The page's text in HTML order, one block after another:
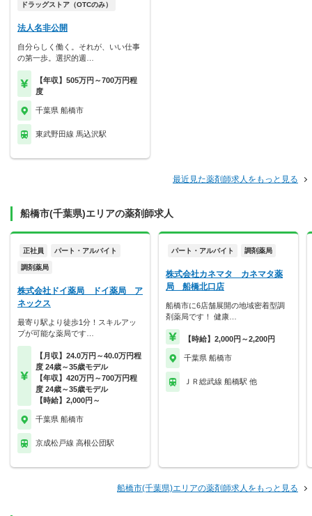
ドラッグストア（OTCのみ）
法人名非公開
自分らしく働く。それが、いい仕事
の第一歩。選択的週…
【年収】505万円～700万円程
度
千葉県 船橋市
東武野田線 馬込沢駅
最近見た薬剤師求人をもっと見る
船橋市(千葉県)エリアの薬剤師求人
正社員 パート・アルバイト
調剤薬局
株式会社ドイ薬局 ドイ薬局 ア
ネックス
最寄り駅より徒歩1分！スキルアッ
プが可能な薬局です…
【月収】24.0万円～40.0万円程
度 24歳～35歳モデル
【年収】420万円～700万円程
度 24歳～35歳モデル
【時給】2,000円～
千葉県 船橋市
京成松戸線 高根公団駅
パート・アルバイト 調剤薬局
株式会社カネマタ カネマタ薬
局 船橋北口店
船橋市に6店舗展開の地域密着型調
剤薬局です！ 健康…
【時給】2,000円～2,200円
千葉県 船橋市
ＪＲ総武線 船橋駅 他
船橋市(千葉県)エリアの薬剤師求人をもっと見る